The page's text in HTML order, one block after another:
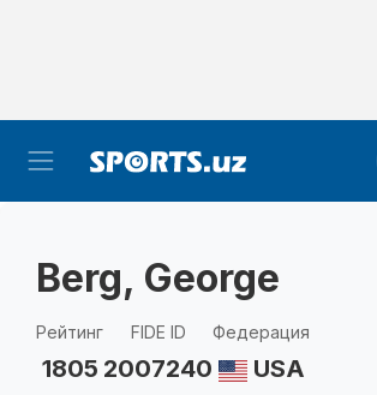
Berg, George
Рейтинг
1805
FIDE ID
2007240
Федерация
USA